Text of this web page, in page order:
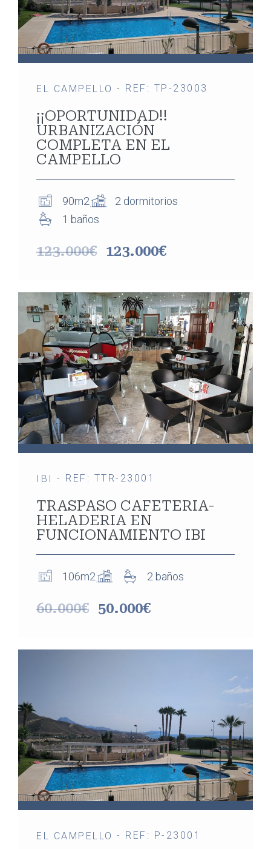
EL CAMPELLO - REF: TP-23003
¡¡OPORTUNIDAD!!
URBANIZACIÓN
COMPLETA EN EL
CAMPELLO
90m2
2 dormitorios
1 baños
123.000€ 123.000€
IBI - REF: TTR-23001
TRASPASO CAFETERIA-
HELADERIA EN
FUNCIONAMIENTO IBI
106m2 2 baños
60.000€ 50.000€
EL CAMPELLO - REF: P-23001